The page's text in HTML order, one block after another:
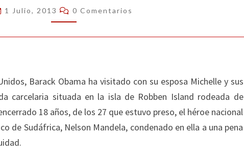
LA
CELDA
DEL
1 Julio, 2013 Comentarios
0 Comentarios
Barack Obama ha visitado con su esposa Michelle y sus
carcelaria situada en la isla de Robben Island rodeada de
18 años, de los 27 que estuvo preso, el héroe nacional
de Sudáfrica, Nelson Mandela, condenado en ella a una pena